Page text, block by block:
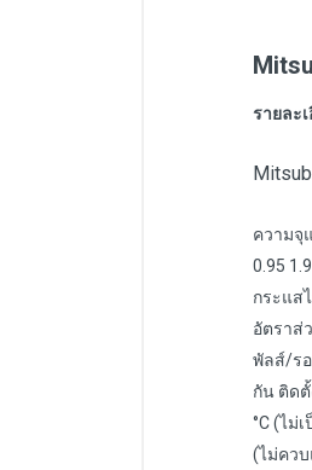
รายละ
ความจุ
0.95
กระแส
อัตราส่
พัลส์/ร
กัน ติด
°C (ไม่
(ไม่คว